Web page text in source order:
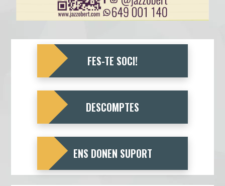
FES-TE SOCI!
DESCOMPTES
ENS DONEN SUPORT